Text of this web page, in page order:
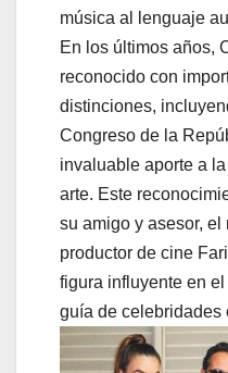
música al lenguaje
En los últimos años,
reconocido con
distinciones,
Congreso de la
invaluable aporte a
arte. Este
su amigo y asesor,
productor de cine
figura influyente en
guía de celebridades